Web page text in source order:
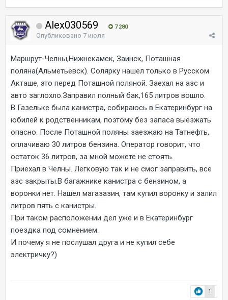
Alex030569 7 280
Опубликовано 7 июля
Маршрут-Челны,Нижнекамск, Заинск, Поташная
поляна(Альметьевск). Солярку нашел только в Русском
Акташе, это перед Поташной поляной. Заехал на азс и
авто заглохло.Заправил полный бак,165 литров вошло.
В Газельке была канистра, собираюсь в Екатеринбург на
юбилей к родственникам, поэтому без запаса выезжать
опасно. После Поташной поляны заезжаю на Татнефть,
оплачиваю 30 литров бензина. Оператор говорит, что
остаток 36 литров, за мной можете не стоять.
Приехал в Челны. Легковую так и не смог заправить, все
азс закрыты.В багажнике канистра с бензином, а
воронки нет. Нашел магазазин, там купил воронку и залил
литров пять с канистры.
При таком расположении дел уже и в Екатеринбург
поездка под сомнением.
И почему я не послушал друга и не купил себе
электричку?)
1